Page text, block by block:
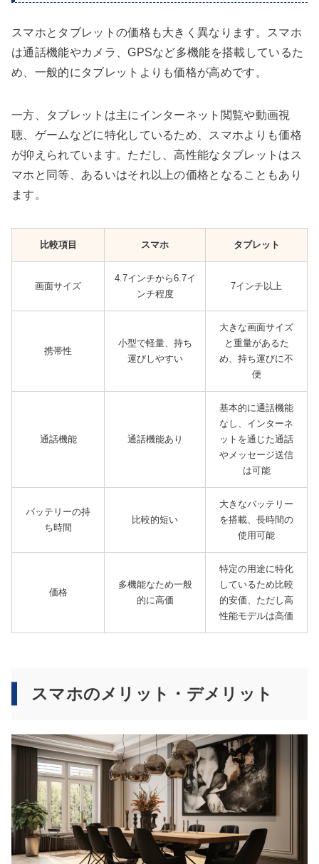
スマホとタブレットの価格も大きく異なります。スマホ
は通話機能やカメラ、GPSなど多機能を搭載しているた
め、一般的にタブレットよりも価格が高めです。
一方、タブレットは主にインターネット閲覧や動画視
聴、ゲームなどに特化しているため、スマホよりも価格
が抑えられています。ただし、高性能なタブレットはス
マホと同等、あるいはそれ以上の価格となることもあり
ます。
比較項目 スマホ タブレット
画面サイズ
4.7インチから6.7イ
ンチ程度
7インチ以上
携帯性
小型で軽量、持ち
運びしやすい
大きな画面サイズ
と重量があるた
め、持ち運びに不
便
通話機能 通話機能あり
基本的に通話機能
なし、インターネ
ットを通じた通話
やメッセージ送信
は可能
バッテリーの持
ち時間
比較的短い
大きなバッテリー
を搭載、長時間の
使用可能
価格
多機能なため一般
的に高価
特定の用途に特化
しているため比較
的安価、ただし高
性能モデルは高価
スマホのメリット・デメリット